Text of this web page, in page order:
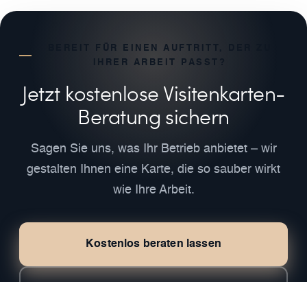
BEREIT FÜR EINEN AUFTRITT, DER ZU
IHRER ARBEIT PASST?
Jetzt kostenlose Visitenkarten-
Beratung sichern
Sagen Sie uns, was Ihr Betrieb anbietet – wir
gestalten Ihnen eine Karte, die so sauber wirkt
wie Ihre Arbeit.
Kostenlos beraten lassen